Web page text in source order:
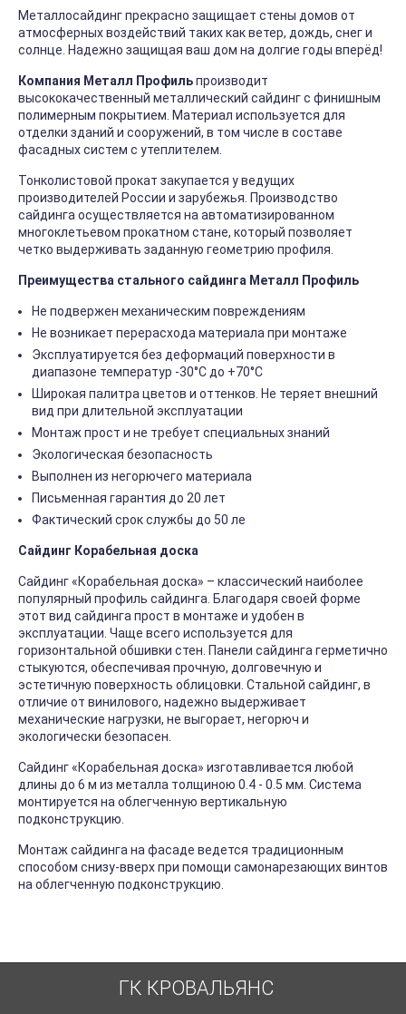
Металлосайдинг прекрасно защищает стены домов от
атмосферных воздействий таких как ветер, дождь, снег и
солнце. Надежно защищая ваш дом на долгие годы вперёд!
Компания Металл Профильпроизводит
высококачественный металлический сайдинг с финишным
полимерным покрытием. Материал используется для
отделки зданий и сооружений, в том числе в составе
фасадных систем с утеплителем.
Тонколистовой прокат закупается у ведущих
производителей России и зарубежья. Производство
сайдинга осуществляется на автоматизированном
многоклетьевом прокатном стане, который позволяет
четко выдерживать заданную геометрию профиля.
Преимущества стального сайдинга Металл Профиль
Не подвержен механическим повреждениям
Не возникает перерасхода материала при монтаже
Эксплуатируется без деформаций поверхности в
диапазоне температур -30°C до +70°C
Широкая палитра цветов и оттенков. Не теряет внешний
вид при длительной эксплуатации
Монтаж прост и не требует специальных знаний
Экологическая безопасность
Выполнен из негорючего материала
Письменная гарантия до 20 лет
Фактический срок службы до 50 ле
Сайдинг Корабельная доска
Сайдинг «Корабельная доска» – классический наиболее
популярный профиль сайдинга. Благодаря своей форме
этот вид сайдинга прост в монтаже и удобен в
эксплуатации. Чаще всего используется для
горизонтальной обшивки стен. Панели сайдинга герметично
стыкуются, обеспечивая прочную, долговечную и
эстетичную поверхность облицовки. Стальной сайдинг, в
отличие от винилового, надежно выдерживает
механические нагрузки, не выгорает, негорюч и
экологически безопасен.
Сайдинг «Корабельная доска» изготавливается любой
длины до 6 м из металла толщиною 0.4 - 0.5 мм. Система
монтируется на облегченную вертикальную
подконструкцию.
Монтаж сайдинга на фасаде ведется традиционным
способом снизу-вверх при помощи самонарезающих винтов
на облегченную подконструкцию.
ГК КРОВАЛЬЯНС